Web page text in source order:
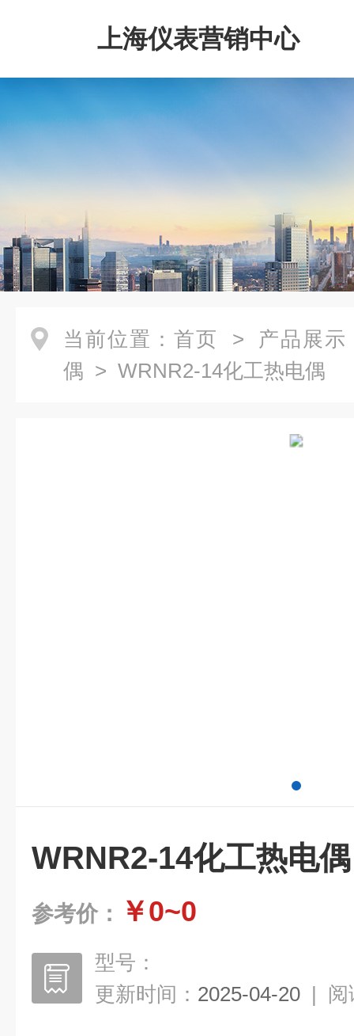
上海仪表营销中心
当前位置： 首页 > 产品展示
偶 > WRNR2-14化工热电偶
WRNR2-14化工热电偶
参考价： ￥0~0
型号：
更新时间： 2025-04-20 | 阅